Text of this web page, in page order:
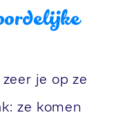
je op ze
ze komen